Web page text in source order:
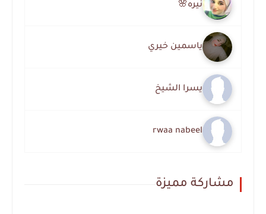
نيره🌸
ياسمين خيري
يسرا الشيخ
rwaa nabeel
مشاركة مميزة